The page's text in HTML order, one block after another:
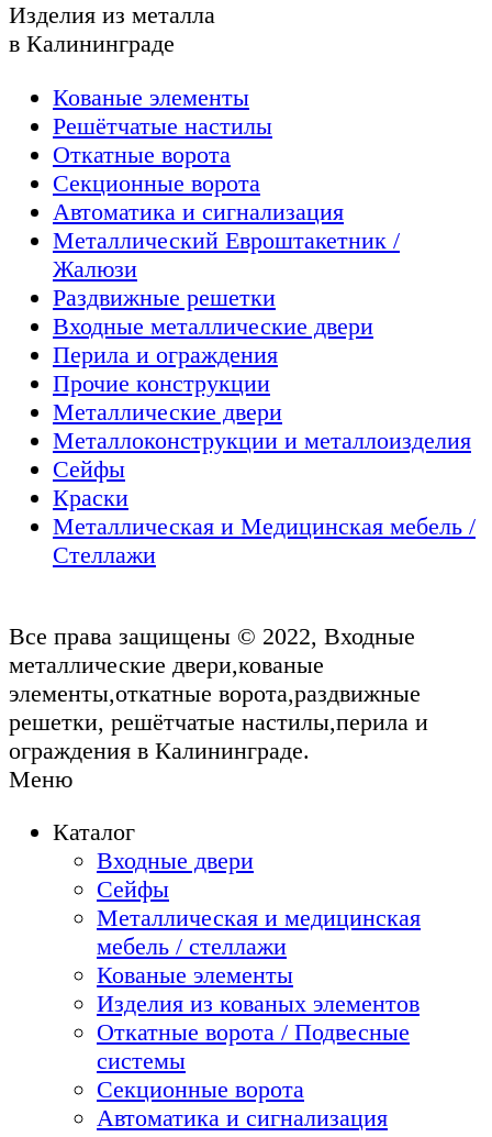
Изделия из металла
в Калининграде
Кованые элементы
Решётчатые настилы
Откатные ворота
Секционные ворота
Автоматика и сигнализация
Металлический Евроштакетник /
Жалюзи
Раздвижные решетки
Входные металлические двери
Перила и ограждения
Прочие конструкции
Металлические двери
Металлоконструкции и металлоизделия
Сейфы
Краски
Металлическая и Медицинская мебель /
Стеллажи
Все права защищены © 2022, Входные
металлические двери,кованые
элементы,откатные ворота,раздвижные
решетки, решётчатые настилы,перила и
ограждения в Калининграде.
Меню
Каталог
Входные двери
Сейфы
Металлическая и медицинская
мебель / стеллажи
Кованые элементы
Изделия из кованых элементов
Откатные ворота / Подвесные
системы
Секционные ворота
Автоматика и сигнализация